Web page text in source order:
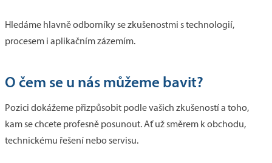
Hledáme hlavně odborníky se zkušenostmi s technologií,
procesem i aplikačním zázemím.
O čem se u nás můžeme bavit?
Pozici dokážeme přizpůsobit podle vašich zkušeností a toho,
kam se chcete profesně posunout. Ať už směrem k obchodu,
technickému řešení nebo servisu.